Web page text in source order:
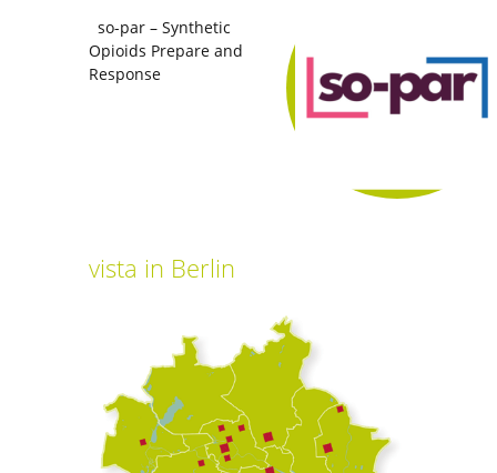
so-par – Synthetic
Opioids Prepare and
Response
vista in Berlin